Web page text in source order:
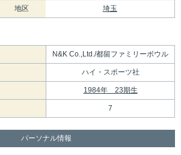
地区 埼玉
N&K Co.,Ltd./都留ファミリーボウル
ハイ・スポーツ社
1984年 23期生
7
パーソナル情報